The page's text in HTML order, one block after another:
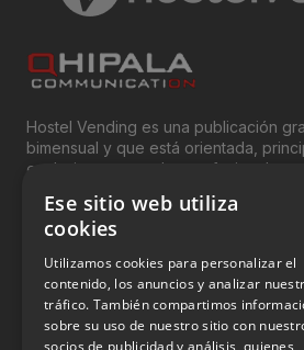
Hostel Vending es una publicación
bimensual y que está orientada,
exclusivamente, a los profesionales
del “Vending”; nombre con el que se
genéricamente entre profesionales
productos y servicios a través de
INFORMACIÓN LEGAL
Aviso Legal
Ese sitio web utiliza
cookies
Utilizamos cookies para personalizar el
contenido, los anuncios y analizar
tráfico. También compartimos
sobre su uso de nuestro sitio con
socios de publicidad y análisis, quienes